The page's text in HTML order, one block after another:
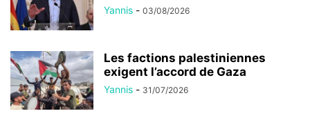
Yannis - 03/08/2026
Les factions palestiniennes
exigent l’accord de Gaza
Yannis - 31/07/2026